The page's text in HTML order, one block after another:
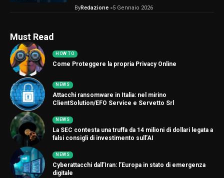
ByRedazione 5 Gennaio 2026
Must Read
HOW TO
Come Proteggere la propria Privacy Online
NEWS
Attacchi ransomware in Italia: nel mirino
ClientSolution/EFO Service e Servetto Srl
NEWS
La SEC contesta una truffa da 14 milioni di dollari legata a
falsi consigli di investimento sull’AI
NEWS
Cyberattacchi dall’Iran: l’Europa in stato di emergenza
digitale